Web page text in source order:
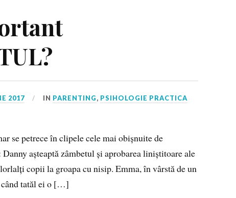
2017 IN PARENTING, PSIHOLOGIE PRACTICA
se petrece în clipele cele mai obișnuite de
așteaptă zâmbetul și aprobarea liniștitoare ale
copii la groapa cu nisip. Emma, în vârstă de un
când tatăl ei o […]